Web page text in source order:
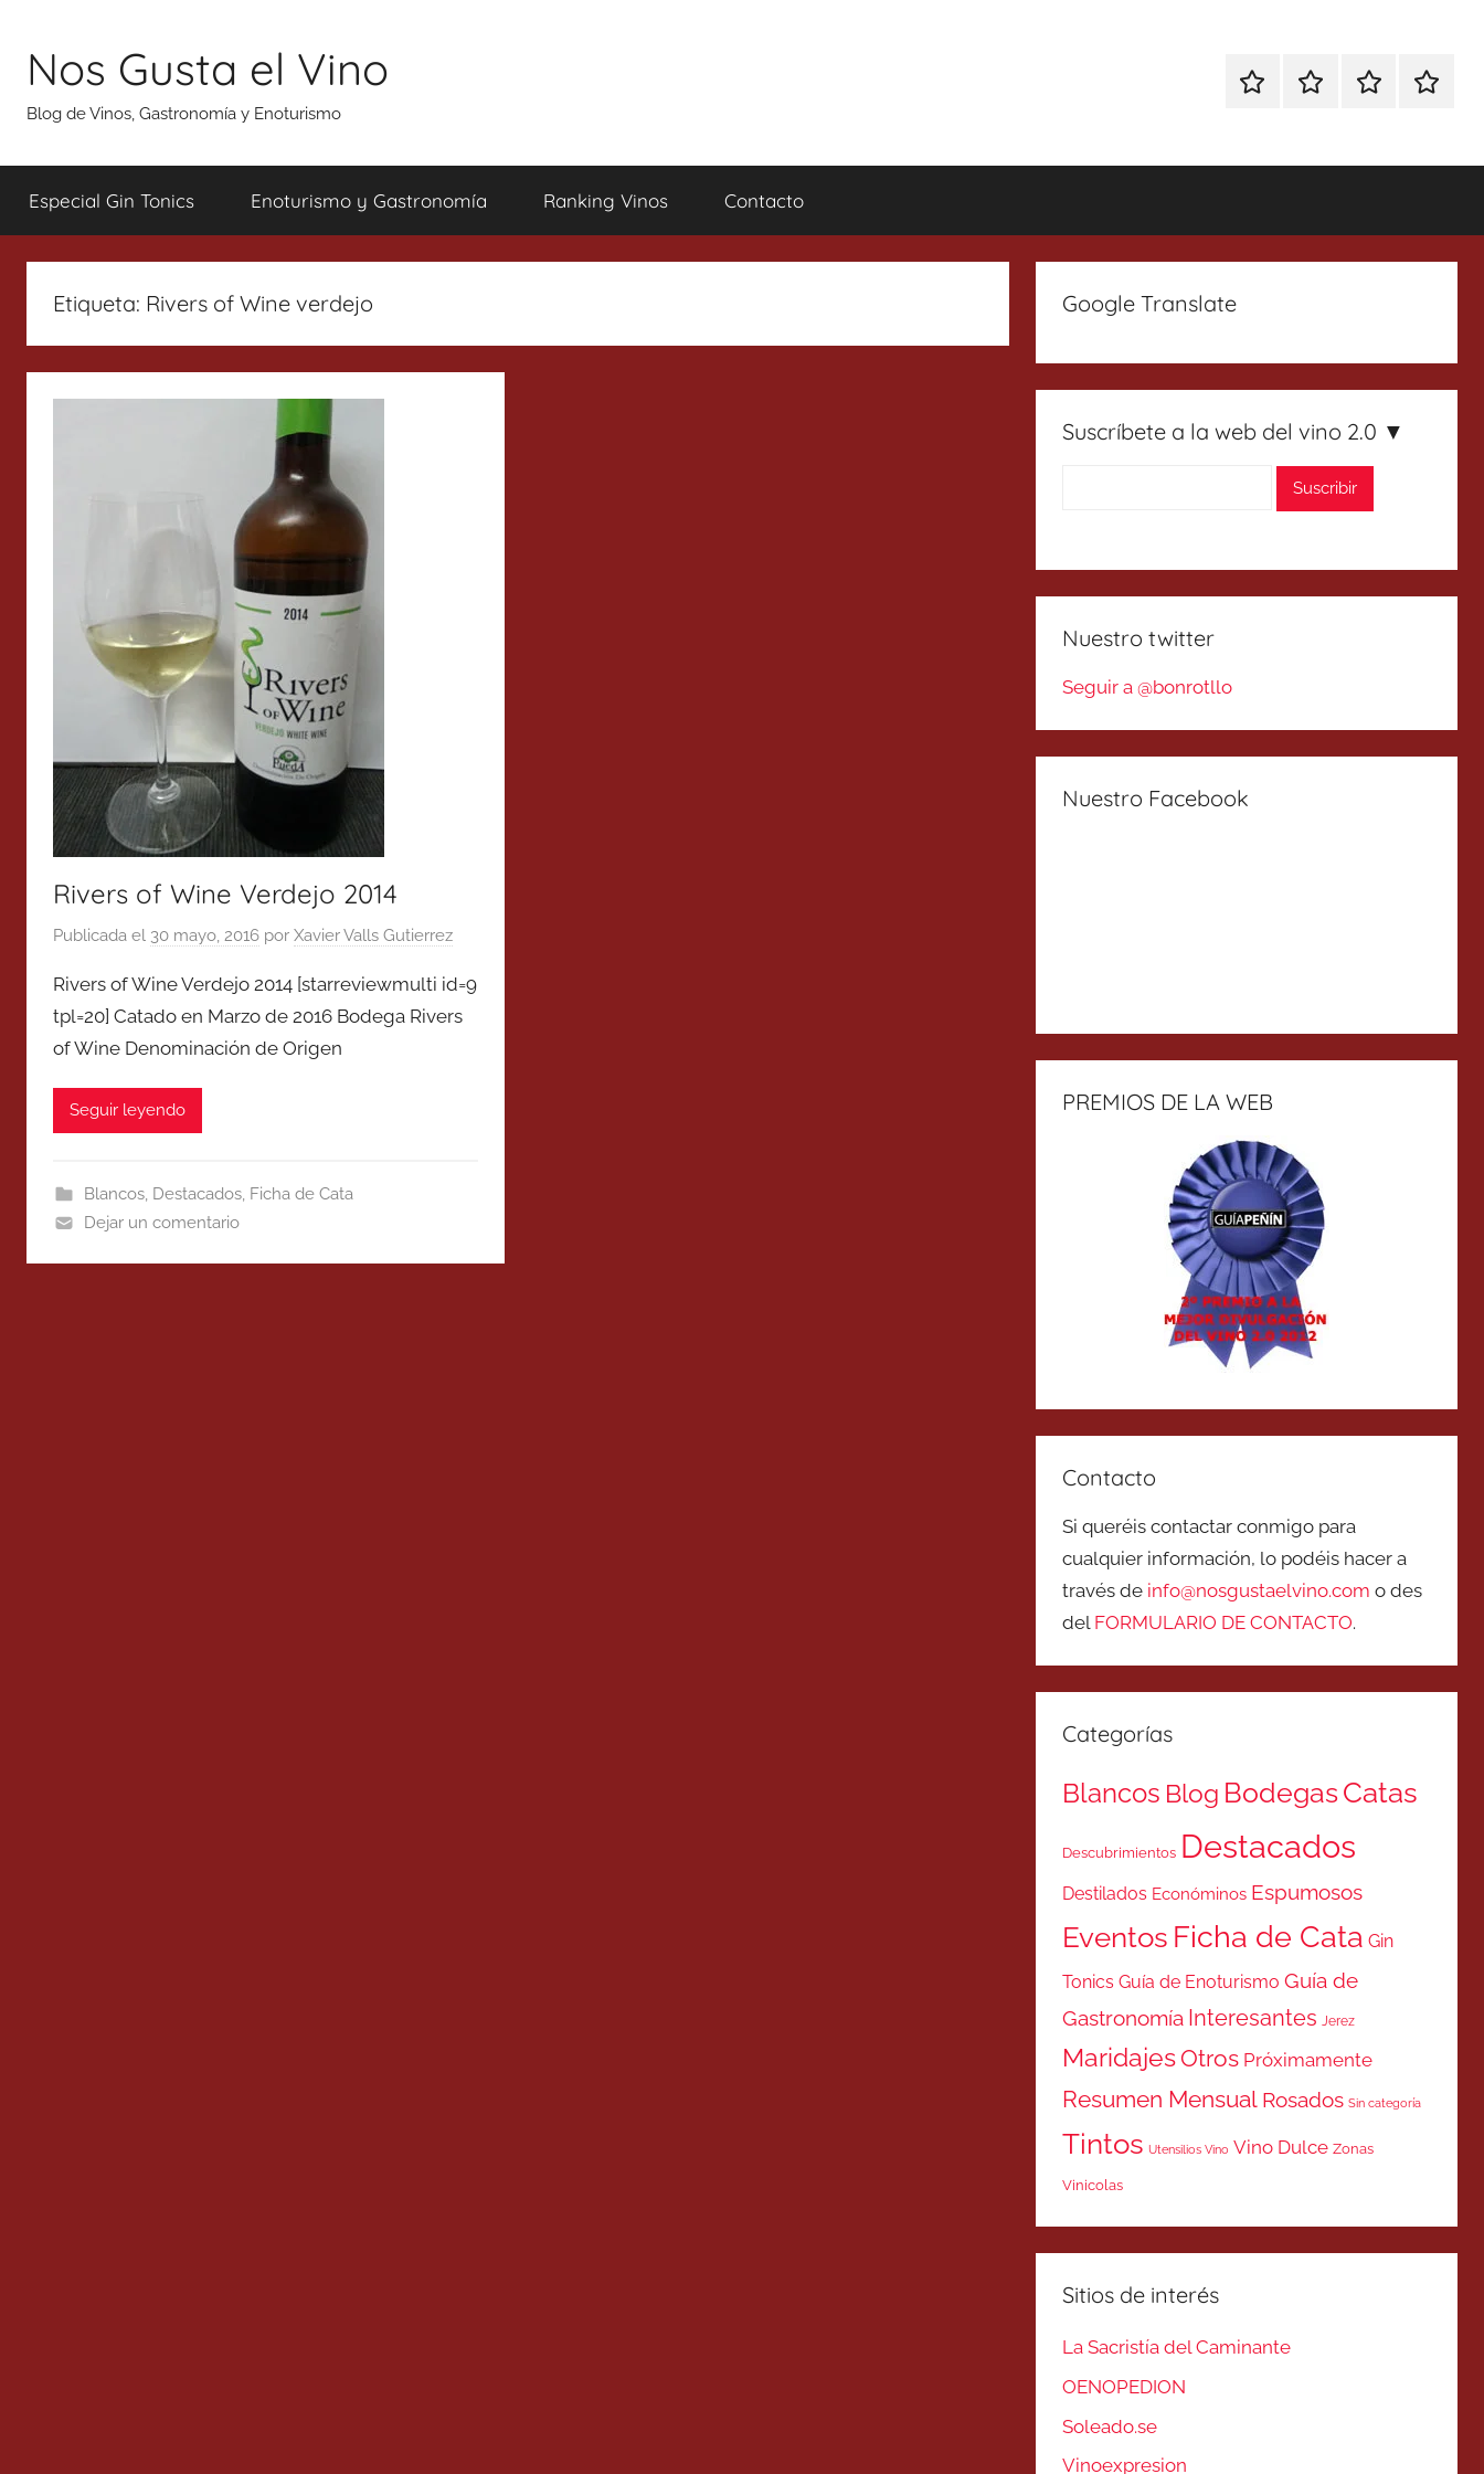
contenido
Nos Gusta el Vino
Blog de Vinos, Gastronomía y Enoturismo
EspecialEnoturismoRanking
Especial Gin Tonics Enoturismo y Gastronomía Ranking Vinos Contacto
Etiqueta: Rivers of Wine verdejo
Rivers of Wine Verdejo 2014
Publicada el 30 mayo, 2016 por Xavier Valls Gutierrez
Rivers of Wine Verdejo 2014 [starreviewmulti id=9
tpl=20] Catado en Marzo de 2016 Bodega Rivers
of Wine Denominación de Origen
Seguir leyendo
Blancos, Destacados, Ficha de Cata
Dejar un comentario
Google Translate
Suscríbete a la web del vino 2.0 ▼
Nuestro twitter
Seguir a @bonrotllo
Nuestro Facebook
PREMIOS DE LA WEB
Contacto
Si queréis contactar conmigo para
cualquier información, lo podéis hacer a
través de info@nosgustaelvino.com o des
del FORMULARIO DE CONTACTO.
Categorías
Blancos Blog BodegasCatas
Descubrimientos Destacados
Destilados Económinos Espumosos
Eventos Ficha de Cata Gin
Tonics Guía de Enoturismo Guía de
Gastronomía Interesantes Jerez
MaridajesOtros Próximamente
Resumen Mensual Rosados Sin categoría
Tintos Utensilios Vino Vino Dulce Zonas
Vinicolas
Sitios de interés
La Sacristía del Caminante
OENOPEDION
Soleado.se
Vinoexpresion